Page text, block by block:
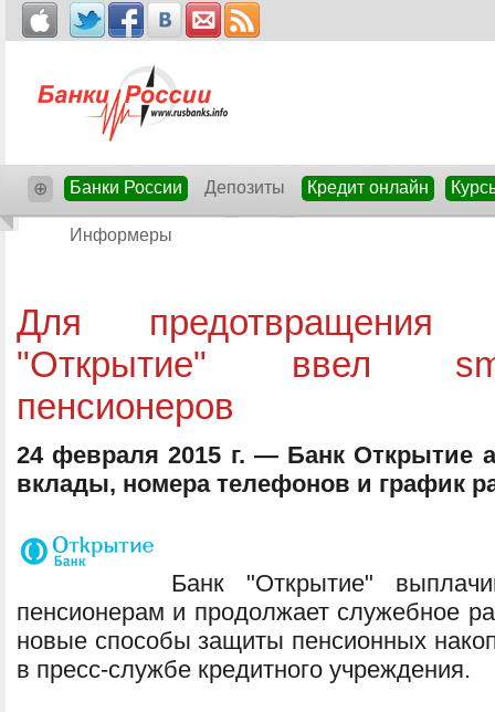
⊕ Банки России Депозиты Кредит онлайн
Информеры
Для предотвращения
"Открытие" ввел sms-
пенсионеров
24 февраля 2015 г. — Банк Открытие
вклады, номера телефонов и график
Банк "Открытие"
пенсионерам и продолжает служебное
новые способы защиты пенсионных
в пресс-службе кредитного учреждения.